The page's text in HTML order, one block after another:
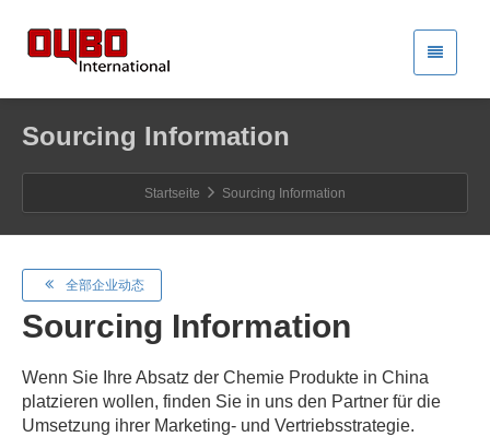
Sourcing Information
Startseite Sourcing Information
全部企业动态
Sourcing Information
Wenn Sie Ihre Absatz der Chemie Produkte in China
platzieren wollen, finden Sie in uns den Partner für die
Umsetzung ihrer Marketing- und Vertriebsstrategie.